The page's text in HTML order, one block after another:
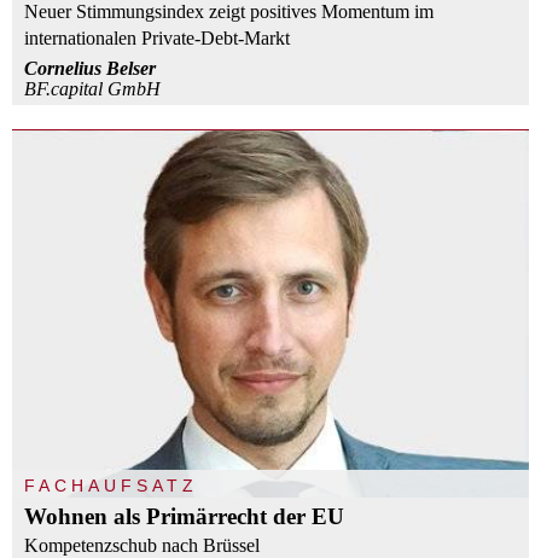
Neuer Stimmungsindex zeigt positives Momentum im
internationalen Private-Debt-Markt
Cornelius Belser
BF.capital GmbH
FACHAUFSATZ
Wohnen als Primärrecht der EU
Kompetenzschub nach Brüssel